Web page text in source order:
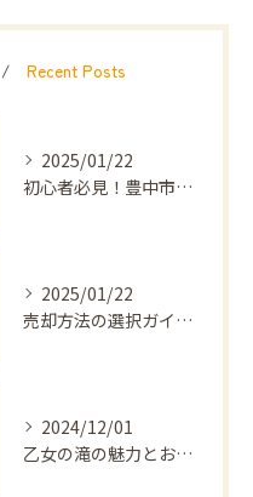
Recent Posts
2025/01/22
初心者必見！豊中市でのマンション不動産売却を成功させる方法
2025/01/22
売却方法の選択ガイド：不動産買取と仲介の違い
2024/12/01
乙女の滝の魅力とおすすめ